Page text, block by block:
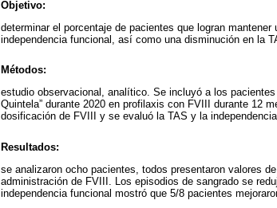
Objetivo:
determinar el porcentaje de pacientes que logran
independencia funcional, así como una disminución en la
Métodos:
estudio observacional, analítico. Se incluyó a los
Quintela” durante 2020 en profilaxis con FVIII durante 12
dosificación de FVIII y se evaluó la TAS y la
Resultados:
se analizaron ocho pacientes, todos presentaron valores
administración de FVIII. Los episodios de sangrado se
independencia funcional mostró que 5/8 pacientes